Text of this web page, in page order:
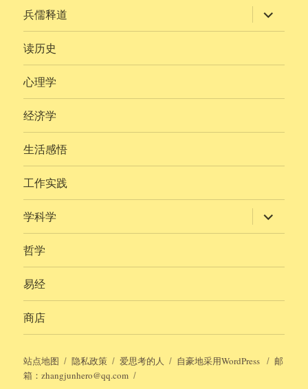
兵儒释道 展
开
子
读历史
心理学
经济学
生活感悟
工作实践
学科学 展
开
子
哲学
易经
商店
站点地图 隐私政策 爱思考的人 自豪地采用WordPress
邮
箱：zhangjunhero@qq.com